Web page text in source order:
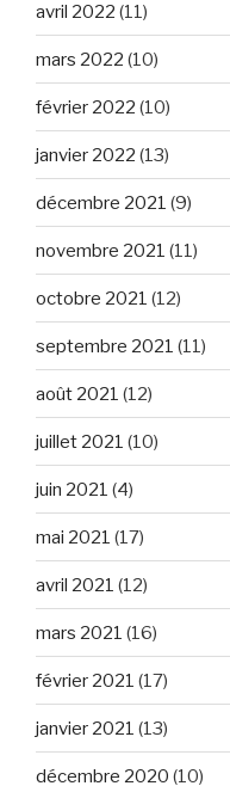
avril 2022 (11)
mars 2022 (10)
février 2022 (10)
janvier 2022 (13)
décembre 2021 (9)
novembre 2021 (11)
octobre 2021 (12)
septembre 2021 (11)
août 2021 (12)
juillet 2021 (10)
juin 2021 (4)
mai 2021 (17)
avril 2021 (12)
mars 2021 (16)
février 2021 (17)
janvier 2021 (13)
décembre 2020 (10)